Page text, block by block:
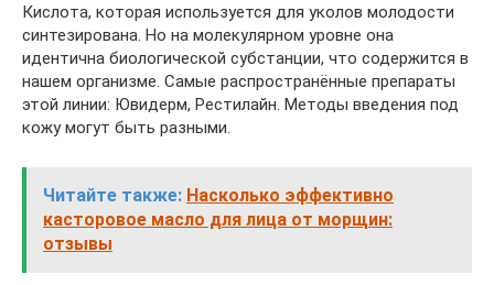
Кислота, которая используется для уколов молодости
синтезирована. Но на молекулярном уровне она
идентична биологической субстанции, что содержится в
нашем организме. Самые распространённые препараты
этой линии: Ювидерм, Рестилайн. Методы введения под
кожу могут быть разными.
Читайте также: Насколько эффективно
касторовое масло для лица от морщин:
отзывы